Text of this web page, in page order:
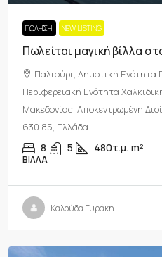
ΠΏΛΗΣΗ NEW LISTING
Πωλείται μαγική βίλλα
Παλιούρι, Δημοτική
Περιφερειακή Ενότητα
Μακεδονίας, Αποκεντρωμένη
630 85, Ελλάδα
8 5 480τ.μ. m²
ΒΊΛΛΑ
Καλούδα Γυράκη